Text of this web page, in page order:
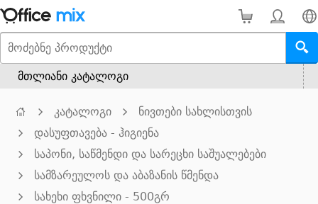
მთლიანი კატალოგი
კატალოგი
ნივთები სახლისთვის
დასუფთავება - ჰიგიენა
საპონი, საწმენდი და სარეცხი საშუალებები
სამზარეულოს და აბაზანის წმენდა
სახეხი ფხვნილი - 500გრ